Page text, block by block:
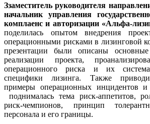
Ззаместитель руководителя
начальник управления
комплаенс и авторизации «Альфа-
поделилась опытом внедрения
операционными рисками в лизинговой
презентации были описаны
реализации проекта,
операционного риска и их
специфики лизинга. Также
примеры операционных инцидентов и
поднималась тема риск-аппетитов,
риск-чемпионов, принцип
персонала и его границы.